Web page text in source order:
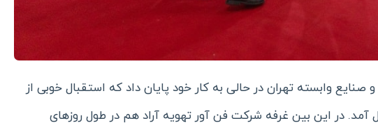
وابسته تهران در حالی به کار خود پایان داد که استقبال خوبی از
در این بین غرفه شرکت فن آور تهویه آراد هم در طول روزهای